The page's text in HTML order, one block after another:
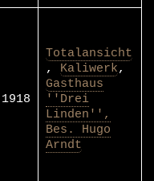
1918
Totalansicht
, Kaliwerk,
Gasthaus
''Drei
Linden'',
Bes. Hugo
Arndt